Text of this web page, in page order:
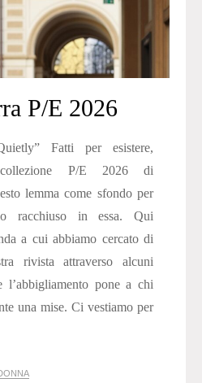
P/E 2026
Fatti per esistere,
collezione P/E 2026 di
lemma come sfondo per
racchiuso in essa. Qui
a cui abbiamo cercato di
rivista attraverso alcuni
l’abbigliamento pone a chi
una mise. Ci vestiamo per